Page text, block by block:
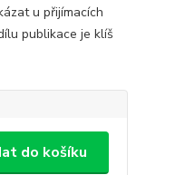
u přijímacích
publikace je klíš
do košíku